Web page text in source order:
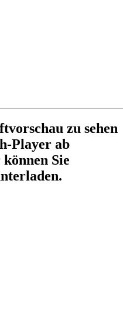
zu sehen
Player ab
Sie